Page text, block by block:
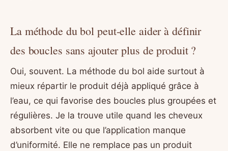
La méthode du bol peut-elle aider à définir
des boucles sans ajouter plus de produit ?
Oui, souvent. La méthode du bol aide surtout à
mieux répartir le produit déjà appliqué grâce à
l’eau, ce qui favorise des boucles plus groupées et
régulières. Je la trouve utile quand les cheveux
absorbent vite ou que l’application manque
d’uniformité. Elle ne remplace pas un produit